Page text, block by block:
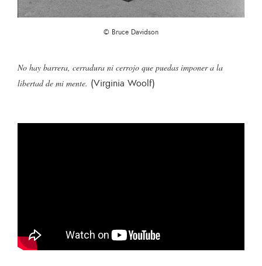
© Bruce Davidson
No hay barrera, cerradura ni cerrojo que puedas imponer a la
libertad de mi mente. (Virginia Woolf)